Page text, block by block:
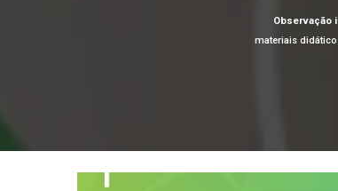
Observação
materiais